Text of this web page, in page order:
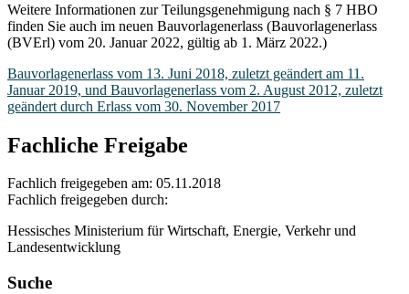
Weitere Informationen zur Teilungsgenehmigung nach § 7 HBO
finden Sie auch im neuen Bauvorlagenerlass (Bauvorlagenerlass
(BVErl) vom 20. Januar 2022, gültig ab 1. März 2022.)
Bauvorlagenerlass vom 13. Juni 2018, zuletzt geändert am 11.
Januar 2019, und Bauvorlagenerlass vom 2. August 2012, zuletzt
geändert durch Erlass vom 30. November 2017
Fachliche Freigabe
Fachlich freigegeben am: 05.11.2018
Fachlich freigegeben durch:
Hessisches Ministerium für Wirtschaft, Energie, Verkehr und
Landesentwicklung
Suche